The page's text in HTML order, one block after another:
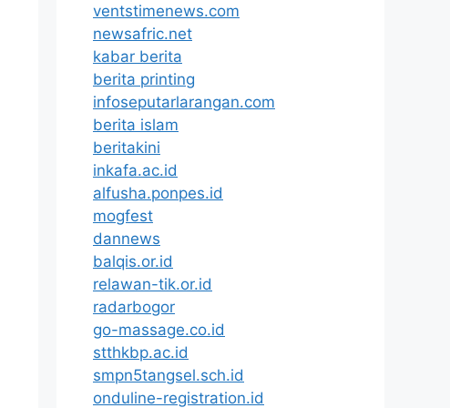
ventstimenews.com
newsafric.net
kabar berita
berita printing
infoseputarlarangan.com
berita islam
beritakini
inkafa.ac.id
alfusha.ponpes.id
mogfest
dannews
balqis.or.id
relawan-tik.or.id
radarbogor
go-massage.co.id
stthkbp.ac.id
smpn5tangsel.sch.id
onduline-registration.id